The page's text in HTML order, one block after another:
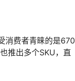
消费者青睐的是670
推出多个SKU，直